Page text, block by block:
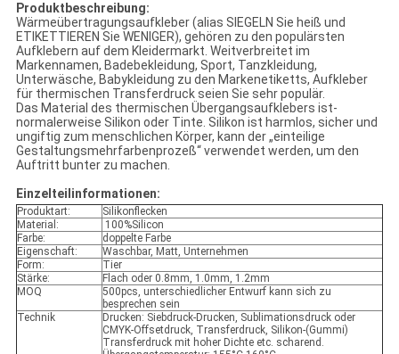
Produktbeschreibung:
Wärmeübertragungsaufkleber (alias SIEGELN Sie heiß und
ETIKETTIEREN Sie WENIGER), gehören zu den populärsten
Aufklebern auf dem Kleidermarkt. Weitverbreitet im
Markennamen, Badebekleidung, Sport, Tanzkleidung,
Unterwäsche, Babykleidung zu den Markenetiketts, Aufkleber
für thermischen Transferdruck seien Sie sehr populär.
Das Material des thermischen Übergangsaufklebers ist-
normalerweise Silikon oder Tinte. Silikon ist harmlos, sicher und
ungiftig zum menschlichen Körper, kann der „einteilige
Gestaltungsmehrfarbenprozeß“ verwendet werden, um den
Auftritt bunter zu machen.
Einzelteilinformationen:
Produktart:
Silikonflecken
Material:
100%Silicon
Farbe:
doppelte Farbe
Eigenschaft:
Waschbar, Matt, Unternehmen
Form:
Tier
Stärke:
Flach oder 0.8mm, 1.0mm, 1.2mm
MOQ
500pcs, unterschiedlicher Entwurf kann sich zu
besprechen sein
Technik
Drucken: Siebdruck-Drucken, Sublimationsdruck oder
CMYK-Offsetdruck, Transferdruck, Silikon-(Gummi)
Transferdruck mit hoher Dichte etc. scharend.